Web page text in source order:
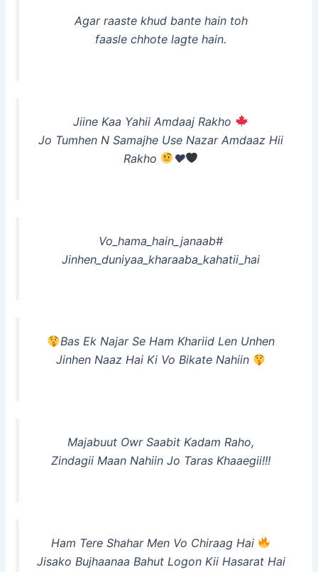
Agar raaste khud bante hain toh
faasle chhote lagte hain.
Jiine Kaa Yahii Amdaaj Rakho
Jo Tumhen N Samajhe Use Nazar Amdaaz Hii
Rakho
♥
Vo_hama_hain_janaab#
Jinhen_duniyaa_kharaaba_kahatii_hai
Bas Ek Najar Se Ham Khariid Len Unhen
Jinhen Naaz Hai Ki Vo Bikate Nahiin
Majabuut Owr Saabit Kadam Raho,
Zindagii Maan Nahiin Jo Taras Khaaegii!!!
Ham Tere Shahar Men Vo Chiraag Hai
Jisako Bujhaanaa Bahut Logon Kii Hasarat Hai